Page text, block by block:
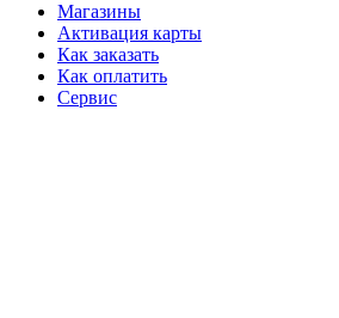
Магазины
Активация карты
Как заказать
Как оплатить
Сервис